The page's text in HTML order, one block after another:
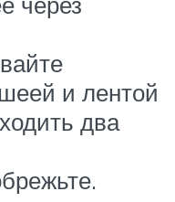
и лентой
два